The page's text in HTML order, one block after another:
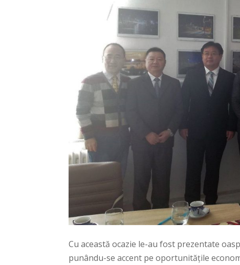
Cu această ocazie le-au fost prezentate
punându-se accent pe oportunitățile